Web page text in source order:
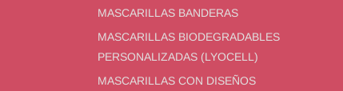
MASCARILLAS BANDERAS
MASCARILLAS BIODEGRADABLES
PERSONALIZADAS (LYOCELL)
MASCARILLAS CON DISEÑOS